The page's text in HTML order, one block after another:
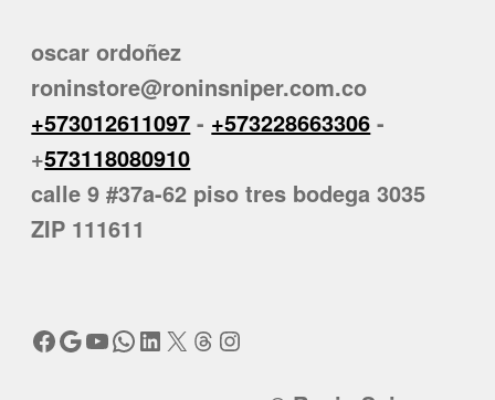
oscar ordoñez
roninstore@roninsniper.com.co
+573012611097 - +573228663306 -
+573118080910
calle 9 #37a-62 piso tres bodega 3035
ZIP 111611
Facebook
Google
YouTube
WhatsApp
LinkedIn
X Threads
Instagram